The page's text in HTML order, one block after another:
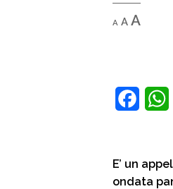
A
Decrease
font
A Reset
A
e
t
E’ un
ondata